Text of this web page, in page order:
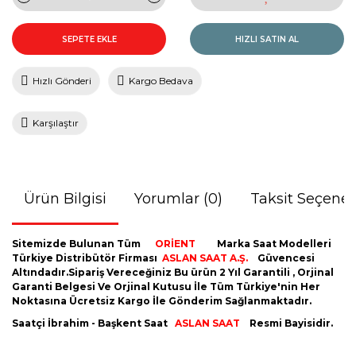
SEPETE EKLE HIZLI SATIN AL
Hızlı Gönderi Kargo Bedava
Karşılaştır
Ürün Bilgisi Yorumlar (0) Taksit
Sitemizde Bulunan Tüm ORİENT
Marka Saat Modelleri
Türkiye Distribütör Firması ASLAN SAAT A.Ş.
Güvencesi
Altındadır.Sipariş Vereceğiniz Bu ürün 2 Yıl Garantili , Orjinal
Garanti Belgesi Ve Orjinal Kutusu İle Tüm Türkiye'nin Her
Noktasına Ücretsiz Kargo İle Gönderim Sağlanmaktadır.
Saatçi İbrahim - Başkent Saat ASLAN SAAT Resmi Bayisidir.